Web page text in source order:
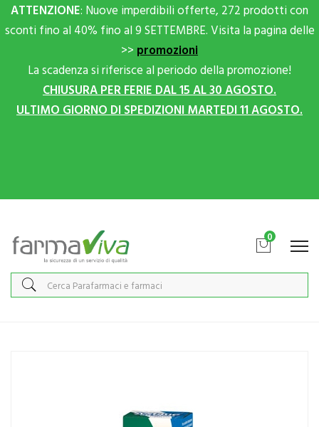
ATTENZIONE: Nuove imperdibili offerte, 272 prodotti con
sconti fino al 40% fino al 9 SETTEMBRE. Visita la pagina delle
>> promozioni
La scadenza si riferisce al periodo della promozione!
CHIUSURA PER FERIE DAL 15 AL 30 AGOSTO.
ULTIMO GIORNO DI SPEDIZIONI MARTEDI 11 AGOSTO.
0